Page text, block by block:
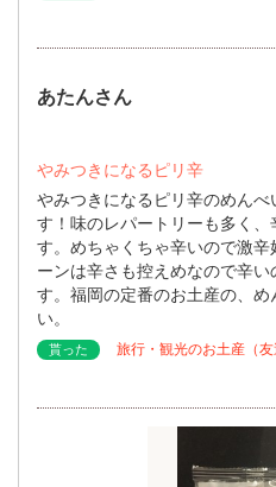
あたんさん
やみつきになるピリ辛
やみつきになるピリ辛のめん
す！味のレパートリーも多く
す。めちゃくちゃ辛いので激
ーンは辛さも控えめなので辛
す。福岡の定番のお土産の、
い。
貰った
旅行・観光のお土産（友